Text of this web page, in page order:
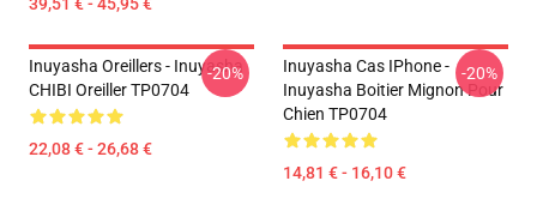
Inuyasha Oreillers - Inuyasha
CHIBI Oreiller TP0704
22,08 € - 26,68 €
-20%
Inuyasha Cas IPhone -
Inuyasha Boitier Mignon Pour
Chien TP0704
14,81 € - 16,10 €
-20%